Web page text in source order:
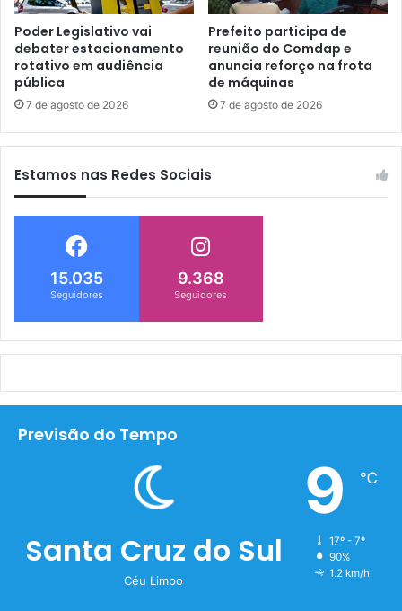
Poder Legislativo vai
debater estacionamento
rotativo em audiência
pública
7 de agosto de 2026
Prefeito participa de
reunião do Comdap e
anuncia reforço na frota
de máquinas
7 de agosto de 2026
Estamos nas Redes Sociais
15.035
Seguidores
9.368
Seguidores
Previsão do Tempo
Santa Cruz do Sul
Céu Limpo
9 ℃
17º - 7º
90%
1.2 km/h